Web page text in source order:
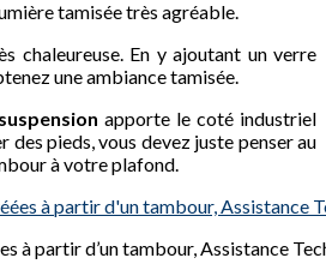
tamisée très agréable.
chaleureuse. En y ajoutant un verre
une ambiance tamisée.
suspension apporte le coté industriel
pieds, vous devez juste penser au
à votre plafond.
à partir d’un tambour, Assistance